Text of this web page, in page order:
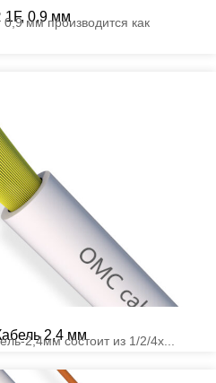
1F, 0,9 мм
мм производится как
2,4 мм
2,4мм состоит из 1/2/4x...